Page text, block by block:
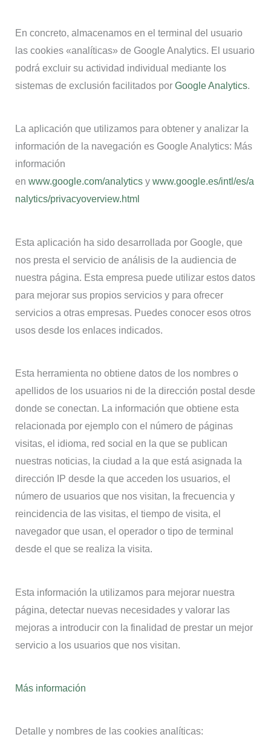
En concreto, almacenamos en el terminal del usuario
las cookies «analíticas» de Google Analytics. El usuario
podrá excluir su actividad individual mediante los
sistemas de exclusión facilitados por Google Analytics.
La aplicación que utilizamos para obtener y analizar la
información de la navegación es Google Analytics: Más
información
en www.google.com/analyticsy www.google.es/intl/es/a
nalytics/privacyoverview.html
Esta aplicación ha sido desarrollada por Google, que
nos presta el servicio de análisis de la audiencia de
nuestra página. Esta empresa puede utilizar estos datos
para mejorar sus propios servicios y para ofrecer
servicios a otras empresas. Puedes conocer esos otros
usos desde los enlaces indicados.
Esta herramienta no obtiene datos de los nombres o
apellidos de los usuarios ni de la dirección postal desde
donde se conectan. La información que obtiene esta
relacionada por ejemplo con el número de páginas
visitas, el idioma, red social en la que se publican
nuestras noticias, la ciudad a la que está asignada la
dirección IP desde la que acceden los usuarios, el
número de usuarios que nos visitan, la frecuencia y
reincidencia de las visitas, el tiempo de visita, el
navegador que usan, el operador o tipo de terminal
desde el que se realiza la visita.
Esta información la utilizamos para mejorar nuestra
página, detectar nuevas necesidades y valorar las
mejoras a introducir con la finalidad de prestar un mejor
servicio a los usuarios que nos visitan.
Más información
Detalle y nombres de las cookies analíticas: